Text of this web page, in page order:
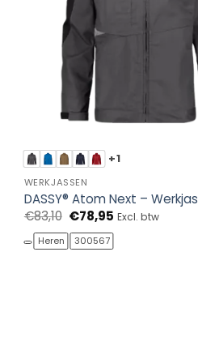
+1
WERKJASSEN
DASSY® Atom Next – Werkjas
€83,10 Oorspronkelijke
was:
€83,10.
€78,95 Huidige
is:
€78,95.
Excl. btw
Heren 300567